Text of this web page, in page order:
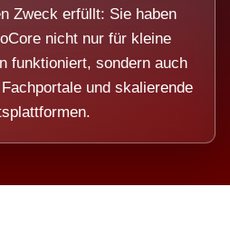
Zweck erfüllt: Sie haben
nicht nur für kleine
funktioniert, sondern auch
und skalierende